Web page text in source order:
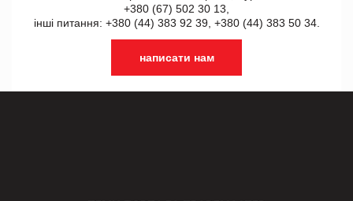
+380 (67) 502 30 13,
інші питання: +380 (44) 383 92 39, +380 (44) 383 50 34.
написати нам